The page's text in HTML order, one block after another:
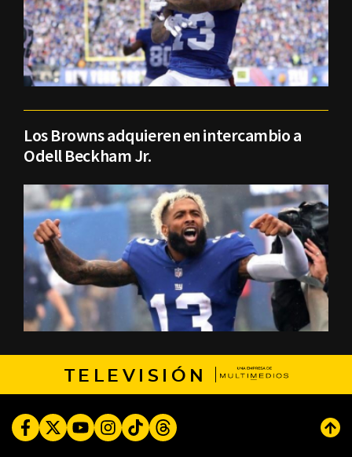
Los Browns adquieren en intercambio a
Odell Beckham Jr.
TELEVISIÓN
FacebookTwitterYoutubeInstagram
TikTokThreads